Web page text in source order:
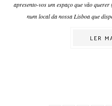
apresento-vos um espaço que vão
num local da nossa Lisboa que
LER